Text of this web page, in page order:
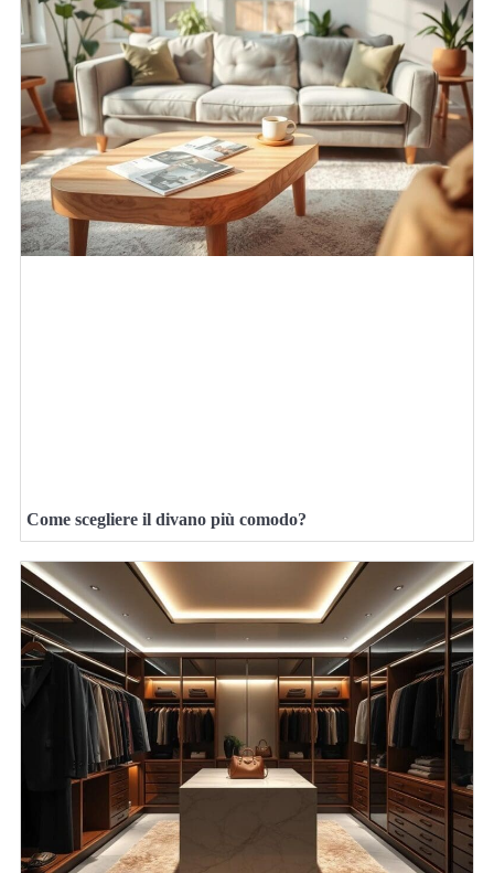
Come scegliere il divano più comodo?